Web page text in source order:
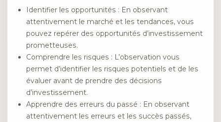
Identifier les opportunités : En observant
attentivement le marché et les tendances, vous
pouvez repérer des opportunités d’investissement
prometteuses.
Comprendre les risques : L’observation vous
permet d’identifier les risques potentiels et de les
évaluer avant de prendre des décisions
d’investissement.
Apprendre des erreurs du passé : En observant
attentivement les erreurs et les succès passés,